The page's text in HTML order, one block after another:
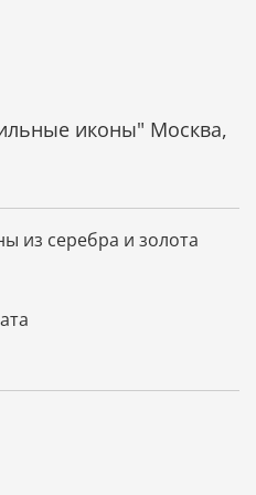
изготовлена
от времени и
ухода
Достаточно просто
тканью и беречь от
красотой и
из серебра и золота
иконы" Москва,